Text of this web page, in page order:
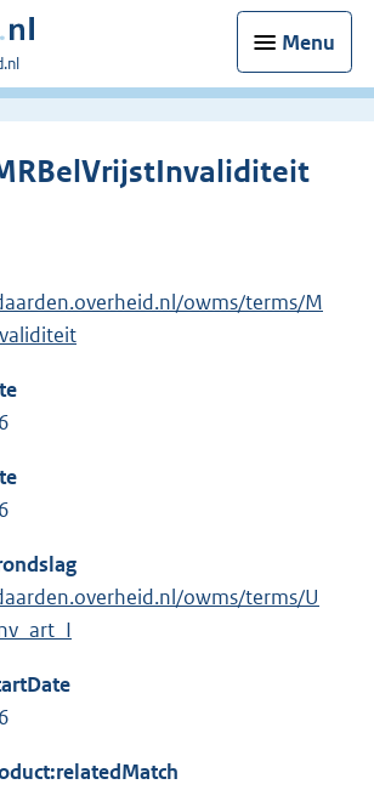
Menu
owms/terms/M
owms/terms/U